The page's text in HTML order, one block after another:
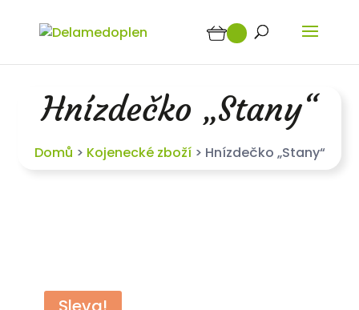
Hnízdečko „Stany“
Domů > Kojenecké zboží> Hnízdečko „Stany“